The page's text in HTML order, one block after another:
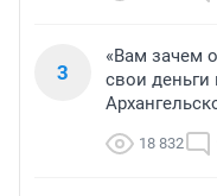
3
«Вам зачем
свои деньги
18 832